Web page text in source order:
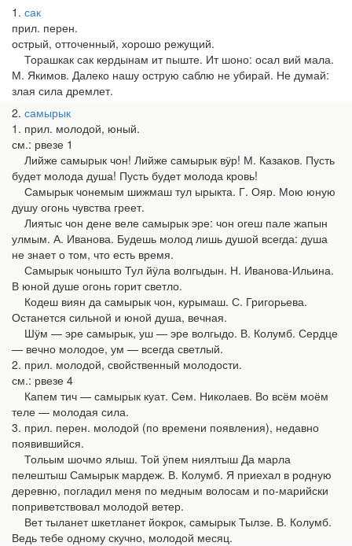
1 сак
прил. перен.
острый, отточенный, хорошо режущий.
Торашкак сак кердынам ит пыште. Ит шоно: осал вий мала.
М. Якимов. Далеко нашу острую саблю не убирай. Не думай:
злая сила дремлет.
2 самырык
1. прил. молодой, юный.
см.: рвезе 1
Лийже самырык чон! Лийже самырык вӱр! М. Казаков. Пусть
будет молода душа! Пусть будет молода кровь!
Самырык чонемым шижмаш тул ырыкта. Г. Ояр. Мою юную
душу огонь чувства греет.
Лиятыс чон дене веле самырык эре: чон огеш пале жапын
улмым. А. Иванова. Будешь молод лишь душой всегда: душа
не знает о том, что есть время.
Самырык чонышто Тул йӱла волгыдын. Н. Иванова-Ильина.
В юной душе огонь горит светло.
Кодеш виян да самырык чон, курымаш. С. Григорьева.
Останется сильной и юной душа, вечная.
Шӱм — эре самырык, уш — эре волгыдо. В. Колумб. Сердце
— вечно молодое, ум — всегда светлый.
2. прил. молодой, свойственный молодости.
см.: рвезе 4
Капем тич — самырык куат. Сем. Николаев. Во всём моём
теле — молодая сила.
3. прил. перен. молодой (по времени появления), недавно
появившийся.
Тольым шочмо ялыш. Той ӱпем ниялтыш Да марла
пелештыш Самырык мардеж. В. Колумб. Я приехал в родную
деревню, погладил меня по медным волосам и по-марийски
поприветствовал молодой ветер.
Вет тыланет шкетланет йокрок, самырык Тылзе. В. Колумб.
Ведь тебе одному скучно, молодой месяц.